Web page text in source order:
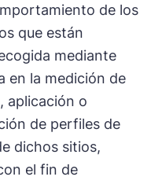
de los
que están
mediante
en la medición de
aplicación o
de perfiles de
dichos sitios,
el fin de